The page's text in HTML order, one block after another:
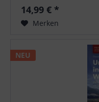
14,99 € *
Merken
NEU